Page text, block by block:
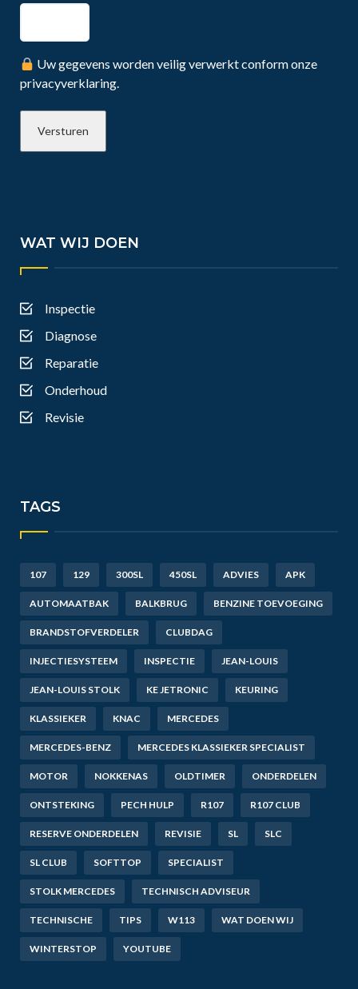
Uw gegevens worden veilig verwerkt conform onze
privacyverklaring.
WAT WIJ DOEN
Inspectie
Diagnose
Reparatie
Onderhoud
Revisie
TAGS
107 129 300SL 450SL ADVIES APK
AUTOMAATBAK BALKBRUG BENZINE TOEVOEGING
BRANDSTOFVERDELER CLUBDAG
INJECTIESYSTEEM INSPECTIE JEAN-LOUIS
JEAN-LOUIS STOLK KE JETRONIC KEURING
KLASSIEKER KNAC MERCEDES
MERCEDES-BENZ MERCEDES KLASSIEKER SPECIALIST
MOTOR NOKKENAS OLDTIMER ONDERDELEN
ONTSTEKING PECH HULP R107 R107 CLUB
RESERVE ONDERDELEN REVISIE SL SLC
SL CLUB SOFTTOP SPECIALIST
STOLK MERCEDES TECHNISCH ADVISEUR
TECHNISCHE TIPS W113 WAT DOEN WIJ
WINTERSTOP YOUTUBE